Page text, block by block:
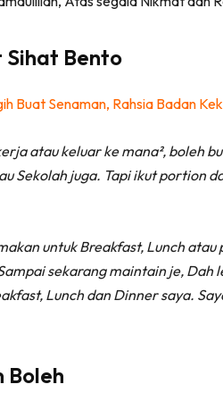
Lubuk konten
Sihat Bento
Buat Senaman, Rahsia Badan
atau keluar ke mana², boleh
Sekolah juga. Tapi ikut portion
untuk Breakfast, Lunch atau
sekarang maintain je, Dah
Lunch dan Dinner saya.
Boleh